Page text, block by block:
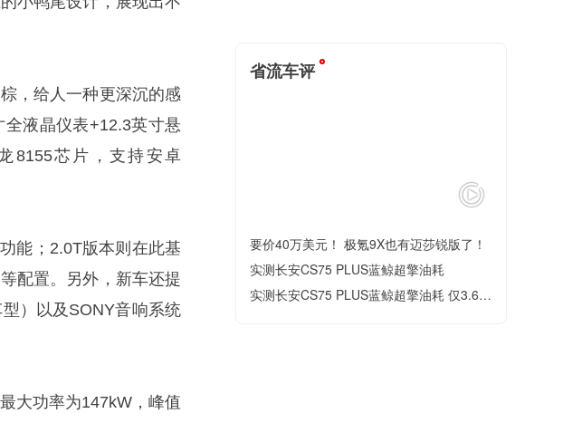
，给人一种更深沉的感
液晶仪表+12.3英寸悬
8155芯片，支持安卓
能；2.0T版本则在此基
配置。另外，新车还提
）以及SONY音响系统
大功率为147kW，峰值
省流车评
要价40万美元！ 极氪9X也有迈莎锐版了！
实测长安CS75 PLUS蓝鲸超擎油耗
实测长安CS75 PLUS蓝鲸超擎油耗 仅3.6L/100km